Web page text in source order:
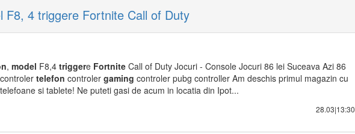
4 triggere Fortnite Call of Duty
, model F8,4 triggere Fortnite Call of Duty Jocuri - Console Jocuri 86 lei Suceava Azi 86
telefon controler gaming controler pubg controller Am deschis primul magazin cu
si tablete! Ne puteti gasi de acum in locatia din Ipot...
28.03|13:30